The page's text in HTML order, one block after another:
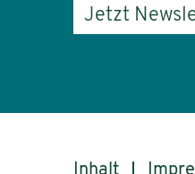
Jetzt